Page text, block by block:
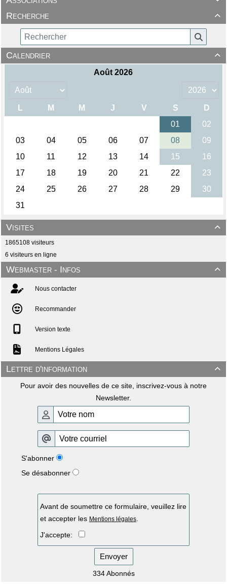

Recherche

Calendrier

Visites
1865108 visiteurs
6 visiteurs en ligne

Webmaster - Infos
Nous contacter
Recommander
Version texte
Mentions Légales

Lettre d'information
Pour avoir des nouvelles de ce site, inscrivez-vous à notre
Newsletter.
S'abonner
Se désabonner
Avant de soumettre ce formulaire, veuillez lire
et accepter les Mentions légales.
J'accepte:
Envoyer
334 Abonnés